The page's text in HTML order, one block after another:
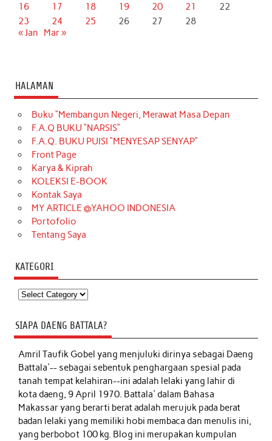
16
17 18 19 20 21
22
23
24 25 26 27
28
« Jan
Mar »
HALAMAN
Buku “Membangun Negeri, Merawat Masa Depan
F.A.Q BUKU “NARSIS”
F.A.Q. BUKU PUISI “MENYESAP SENYAP”
Front Page
Karya & Kiprah
KOLEKSI E-BOOK
Kontak Saya
MY ARTICLE @YAHOO INDONESIA
Portofolio
Tentang Saya
KATEGORI
Kategori
SIAPA DAENG BATTALA?
Amril Taufik Gobelyang menjuluki dirinya sebagai Daeng
Battala'-- sebagai sebentuk penghargaan spesial pada
tanah tempat kelahiran--ini adalah lelaki yang lahir di
kota daeng, 9 April 1970. Battala' dalam Bahasa
Makassar yang berarti berat adalah merujuk pada berat
badan lelaki yang memiliki hobi membaca dan menulis ini,
yang berbobot 100 kg. Blog ini merupakan kumpulan